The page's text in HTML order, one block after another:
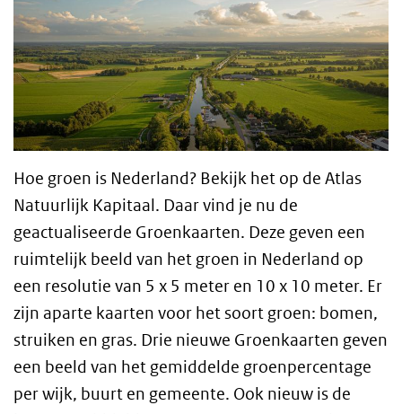
Hoe groen is Nederland? Bekijk het op de Atlas
Natuurlijk Kapitaal. Daar vind je nu de
geactualiseerde Groenkaarten. Deze geven een
ruimtelijk beeld van het groen in Nederland op
een resolutie van 5 x 5 meter en 10 x 10 meter. Er
zijn aparte kaarten voor het soort groen: bomen,
struiken en gras. Drie nieuwe Groenkaarten geven
een beeld van het gemiddelde groenpercentage
per wijk, buurt en gemeente. Ook nieuw is de